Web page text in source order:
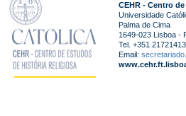
CEHR - Centro
Universidade
Palma de Cima
1649-023 Lisboa -
Tel. +351
Email: